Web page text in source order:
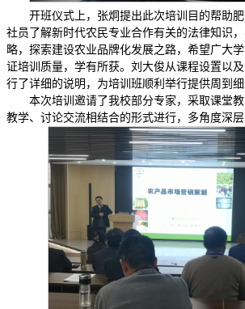
开班仪式上，张炯提出此次培训目的帮助
社员了解新时代农民专业合作有关的法律知识
略，探索建设农业品牌化发展之路，希望广大
证培训质量，学有所获。刘大俊从课程设置以
行了详细的说明，为培训班顺利举行提供周到细
本次培训邀请了我校部分专家，采取课堂
教学、讨论交流相结合的形式进行，多角度深层